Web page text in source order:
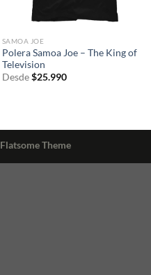
SAMOA JOE
Polera Samoa Joe – The King of
Television
Desde $25.990
Flatsome Theme